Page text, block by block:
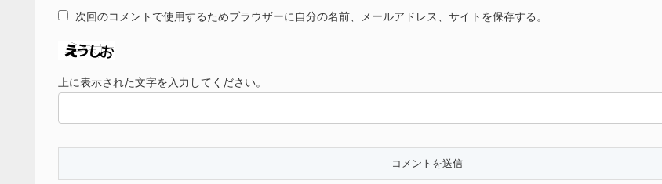
次回のコメントで使用するためブラウザーに自分の名前、メールアドレス、サイトを保存する。
上に表示された文字を入力してください。